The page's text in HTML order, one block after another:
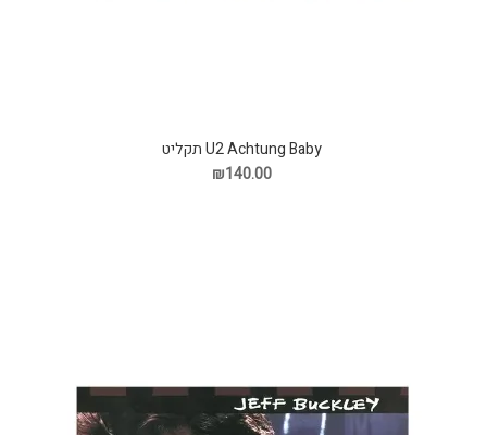
U2 Achtung Baby תקליט
₪140.00